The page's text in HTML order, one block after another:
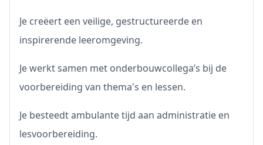
Je creëert een veilige, gestructureerde en
inspirerende leeromgeving.
Je werkt samen met onderbouwcollega’s bij de
voorbereiding van thema's en lessen.
Je besteedt ambulante tijd aan administratie en
lesvoorbereiding.